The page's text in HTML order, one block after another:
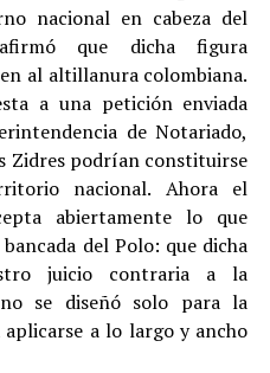
nacional en cabeza del
que dicha figura
al altillanura colombiana.
a una petición enviada
de Notariado,
Zidres podrían constituirse
nacional. Ahora el
abiertamente lo que
del Polo: que dicha
juicio contraria a la
se diseñó solo para la
a lo largo y ancho